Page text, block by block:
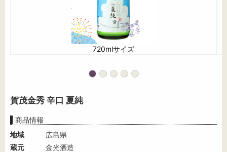
720mlサイズ
賀茂金秀 辛口 夏純
商品情報
地域
広島県
蔵元
金光酒造